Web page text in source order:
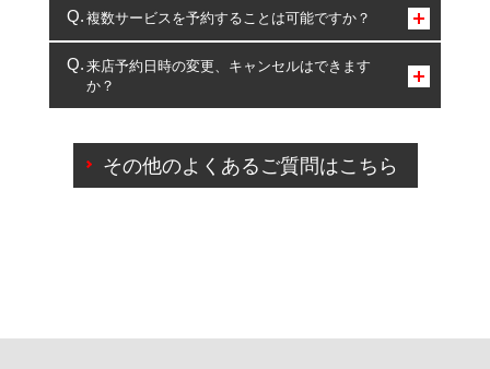
コクピット・タイヤ館のみとなります。
複数サービスを予約することは可能ですか？
複数サービスのご予約は可能です。
一部の商品・サービスの組み合わせに限り、同時にご予約が
出来ないものもございます。
来店予約日時の変更、キャンセルはできます
か？
ご来店予約日の3営業日前を過ぎている場合のご予約
の日時変更につきましては、直接ご予約の店舗まで
その他のよくあるご質問はこちら